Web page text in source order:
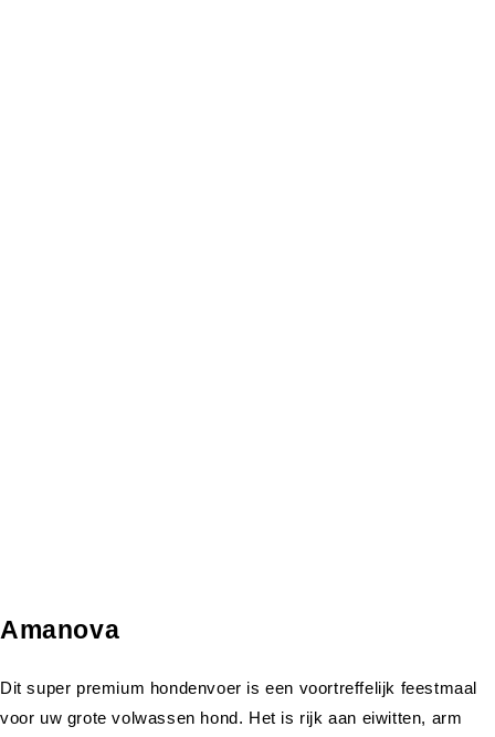
Amanova
Dit super premium hondenvoer is een voortreffelijk feestmaal
voor uw grote volwassen hond. Het is rijk aan eiwitten, arm